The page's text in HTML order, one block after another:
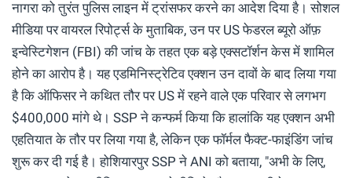
नागरा को तुरंत पुलिस लाइन में ट्रांसफर करने का आदेश दिया है। सोशल
मीडिया पर वायरल रिपोर्ट्स के मुताबिक, उन पर US फेडरल ब्यूरो ऑफ़
इन्वेस्टिगेशन (FBI) की जांच के तहत एक बड़े एक्सटॉर्शन केस में शामिल
होने का आरोप है। यह एडमिनिस्ट्रेटिव एक्शन उन दावों के बाद लिया गया
है कि ऑफिसर ने कथित तौर पर US में रहने वाले एक परिवार से लगभग
$400,000 मांगे थे। SSP ने कन्फर्म किया कि हालांकि यह एक्शन अभी
एहतियात के तौर पर लिया गया है, लेकिन एक फॉर्मल फैक्ट-फाइंडिंग जांच
शुरू कर दी गई है। होशियारपुर SSP ने ANI को बताया, "अभी के लिए,